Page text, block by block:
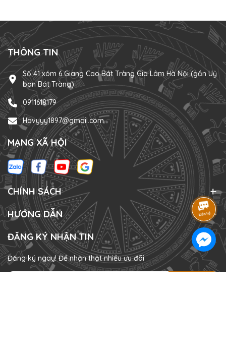
THÔNG TIN
Số 41 xóm 6 Giang Cao Bát Tràng Gia Lâm Hà Nội (gần Uỷ
ban Bát Tràng)
0911618179
Havyyy1897@gmail.com
MẠNG XÃ HỘI
CHÍNH SÁCH
HƯỚNG DẪN
ĐĂNG KÝ NHẬN TIN
Đăng ký ngay! Để nhận thật nhiều ưu đãi